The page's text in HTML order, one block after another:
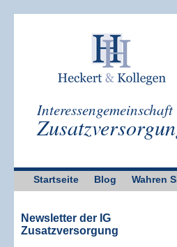
Interessengemeinschaft
Startseite Blog Wahren
Newsletter der IG
Zusatzversorgung